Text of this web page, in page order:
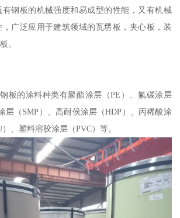
钢板的机械强度和易成型的性能，又有机械
广泛应用于建筑领域的瓦塄板，夹心板，装
。
板的涂料种类有聚酯涂层（PE）、氟碳涂层
层（SMP）、高耐侯涂层（HDP）、丙稀酸涂
、塑料溶胶涂层（PVC）等。